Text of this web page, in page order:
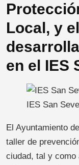
Local, y
en el IES
IES San
El Ayuntamiento
taller de
ciudad, tal y como